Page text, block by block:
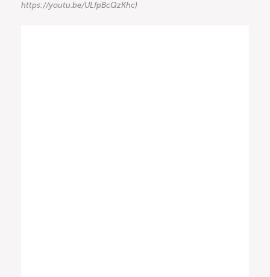
https://youtu.be/ULfpBcQzKhc)